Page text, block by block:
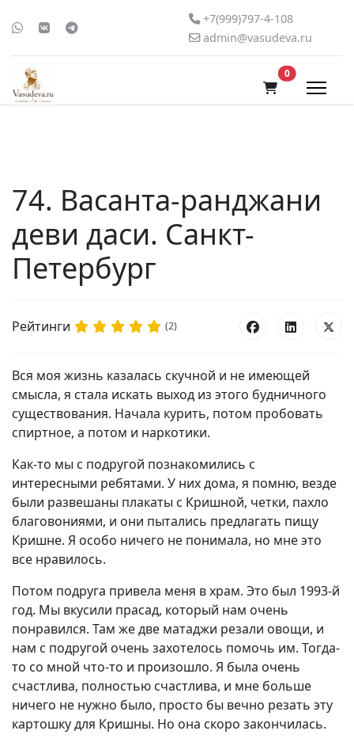
+7(999)797-4-108
admin@vasudeva.ru
0В корзину
74. Васанта-ранджани
деви даси. Санкт-
Петербург
Рейтинги (2)
Вся моя жизнь казалась скучной и не имеющей
смысла, я стала искать выход из этого будничного
существования. Начала курить, потом пробовать
спиртное, а потом и наркотики.
Как-то мы с подругой познакомились с
интересными ребятами. У них дома, я помню, везде
были развешаны плакаты с Кришной, четки, пахло
благовониями, и они пытались предлагать пищу
Кришне. Я особо ничего не понимала, но мне это
все нравилось.
Потом подруга привела меня в храм. Это был 1993-й
год. Мы вкусили прасад, который нам очень
понравился. Там же две матаджи резали овощи, и
нам с подругой очень захотелось помочь им. Тогда-
то со мной что-то и произошло. Я была очень
счастлива, полностью счастлива, и мне больше
ничего не нужно было, просто бы вечно резать эту
картошку для Кришны. Но она скоро закончилась.